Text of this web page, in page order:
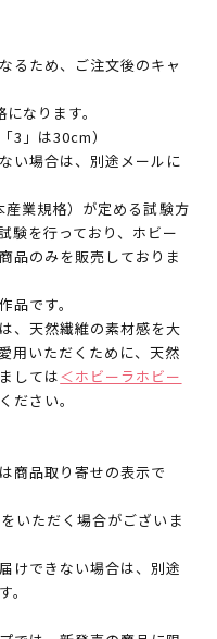
るため、ご注文後のキャ
なります。
3」は30cm）
い場合は、別途メールに
産業規格）が定める試験方
験を行っており、ホビー
品のみを販売しておりま
品です。
、天然繊維の素材感を大
用いただくために、天然
しては＜ホビーラホビー
ださい。
商品取り寄せの表示で
いただく場合がございま
けできない場合は、別途
。